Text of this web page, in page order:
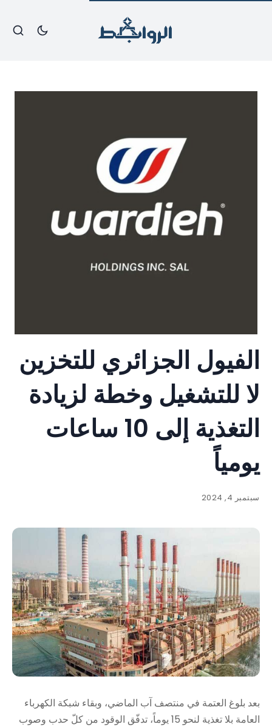
الفيول الجزائري للتخزين
لا للتشغيل وخطة لزيادة
التغذية إلى 10 ساعات
يومياً
سبتمبر 4, 2024
بعد بلوغ العتمة في منتصف آب الماضي، وبقاء شبكة الكهرباء
العامة بلا تغذية لنحو 15 يوماً، تدفّق الوقود من كلّ حدب وصوب